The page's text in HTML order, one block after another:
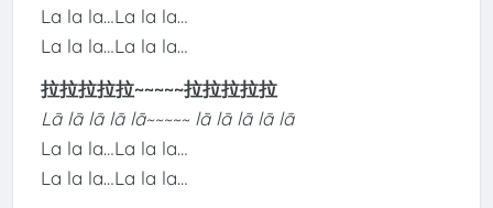
La la la…La la la…
La la la…La la la…
拉拉拉拉拉~~~~~拉拉拉拉拉
Lā lā lā lā lā~~~~~ lā lā lā lā lā
La la la…La la la…
La la la…La la la…